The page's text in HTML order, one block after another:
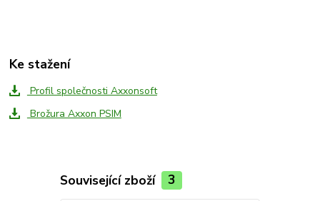
Ke stažení
Profil společnosti Axxonsoft
Brožura Axxon PSIM
Související zboží 3